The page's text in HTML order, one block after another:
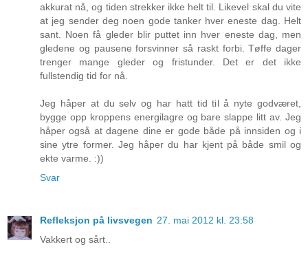
akkurat nå, og tiden strekker ikke helt til. Likevel skal du vite
at jeg sender deg noen gode tanker hver eneste dag. Helt
sant. Noen få gleder blir puttet inn hver eneste dag, men
gledene og pausene forsvinner så raskt forbi. Tøffe dager
trenger mange gleder og fristunder. Det er det ikke
fullstendig tid for nå.
Jeg håper at du selv og har hatt tid til å nyte godværet,
bygge opp kroppens energilagre og bare slappe litt av. Jeg
håper også at dagene dine er gode både på innsiden og i
sine ytre former. Jeg håper du har kjent på både smil og
ekte varme. :))
Svar
Refleksjon på livsvegen 27. mai 2012 kl. 23:58
Vakkert og sårt..